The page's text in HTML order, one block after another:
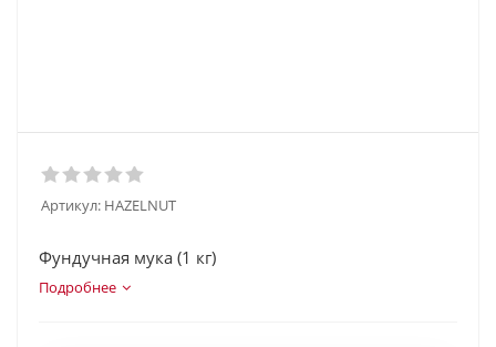
Артикул: HAZELNUT
Фундучная мука (1 кг)
Подробнее